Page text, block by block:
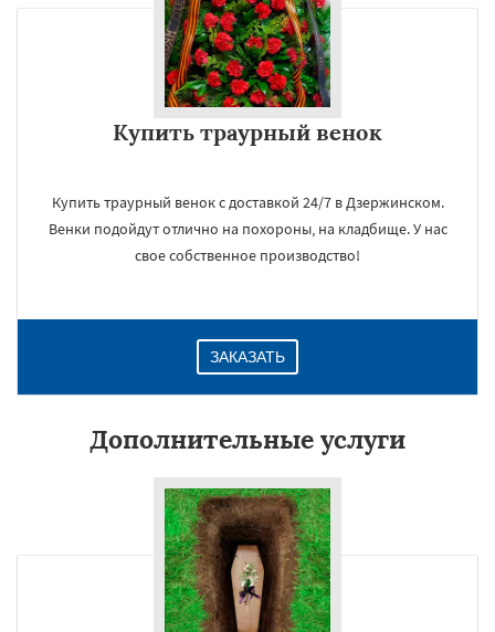
Купить траурный венок
Купить траурный венок с доставкой 24/7 в Дзержинском.
Венки подойдут отлично на похороны, на кладбище. У нас
свое собственное производство!
ЗАКАЗАТЬ
Дополнительные услуги